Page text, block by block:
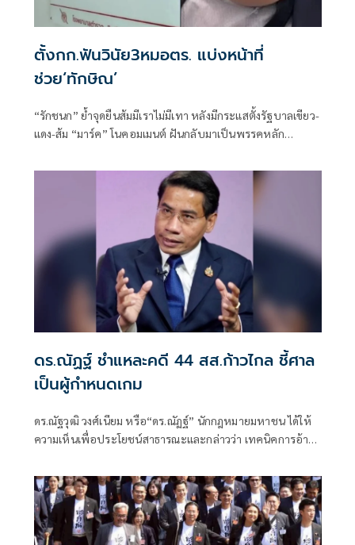
ตั้งกก.ฟันวินัย3หมอตร. แบ่งหน้าที่
ช่วย‘ทักษิณ’
“รักชนก” ย้ำจุดยืนส้มมีเราไม่มีเทา หลังมีกระแสตั้งรัฐบาลเขียว-
แดง-ส้ม “มาร์ค” โนคอมเมนต์ ฝันกลับมาเป็นพรรคหลัก
ดร.ณัฏฐ์ ชำแหละคดี 44 สส.ก้าวไกล ชี้ศาล
เป็นผู้กำหนดเกม
ดร.ณัฐวุฒิ วงศ์เนียม หรือ“ดร.ณัฏฐ์” นักกฎหมายมหาชน ได้ให้
ความเห็นเพื่อประโยชน์สาธารณะและกล่าวว่า เทคนิคการอ้าง